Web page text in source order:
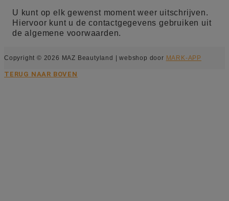
U kunt op elk gewenst moment weer uitschrijven.
Hiervoor kunt u de contactgegevens gebruiken uit
de algemene voorwaarden.
Copyright © 2026 MAZ Beautyland | webshop door MARK-APP
TERUG NAAR BOVEN